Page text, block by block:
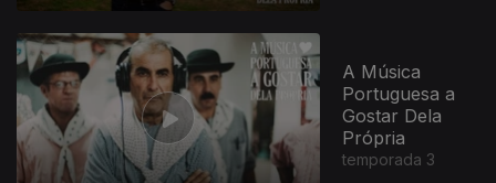
A Música
Portuguesa a
Gostar Dela
Própria
temporada 3